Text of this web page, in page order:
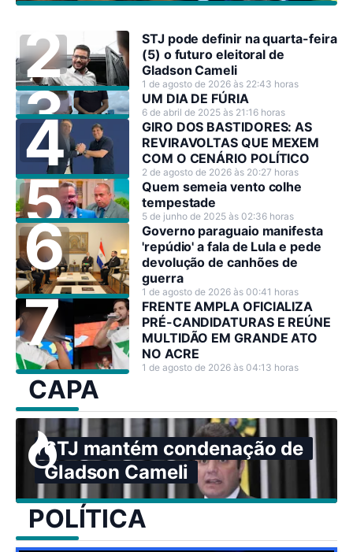
STJ pode definir na quarta-feira
(5) o futuro eleitoral de
Gladson Cameli
1 de agosto de 2026 às 22:43 horas
UM DIA DE FÚRIA
6 de abril de 2025 às 21:16 horas
GIRO DOS BASTIDORES: AS
REVIRAVOLTAS QUE MEXEM
COM O CENÁRIO POLÍTICO
2 de agosto de 2026 às 20:27 horas
Quem semeia vento colhe
tempestade
5 de junho de 2025 às 02:36 horas
Governo paraguaio manifesta
'repúdio' a fala de Lula e pede
devolução de canhões de
guerra
1 de agosto de 2026 às 00:41 horas
FRENTE AMPLA OFICIALIZA
PRÉ-CANDIDATURAS E REÚNE
MULTIDÃO EM GRANDE ATO
NO ACRE
1 de agosto de 2026 às 04:13 horas
CAPA
STJ mantém condenação de
Gladson Cameli
POLÍTICA